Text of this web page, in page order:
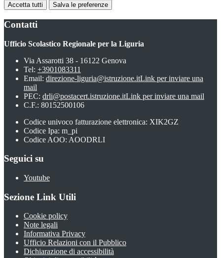
Accetta tutti Salva le preferenze
Contatti
Ufficio Scolastico Regionale per la Liguria
Via Assarotti 38 - 16122 Genova
Tel: +3901083311
Email: direzione-liguria@istruzione.itLink per inviare una
mail
PEC: drli@postacert.istruzione.itLink per inviare una mail
C.F.: 80152500106
Codice univoco fatturazione elettronica: XIK2GZ
Codice Ipa: m_pi
Codice AOO: AOODRLI
Seguici su
Youtube
Sezione Link Utili
Cookie policy
Note legali
Informativa Privacy
Ufficio Relazioni con il Pubblico
Dichiarazione di accessibilità